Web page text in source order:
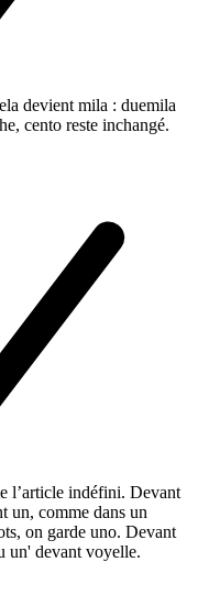
devient mila : duemila
cento reste inchangé.
l’article indéfini. Devant
un, comme dans un
on garde uno. Devant
un' devant voyelle.